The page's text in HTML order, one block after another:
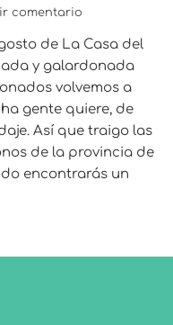
comentario
de La Casa del
y galardonada
volvemos a
gente quiere, de
Así que traigo las
de la provincia de
encontrarás un